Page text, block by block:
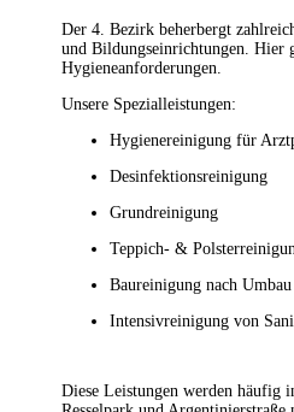
Der 4. Bezirk beherbergt
und Bildungseinrichtungen. Hier
Hygieneanforderungen.
Unsere Spezialleistungen:
Hygienereinigung für
Desinfektionsreinigung
Grundreinigung
Teppich- &
Baureinigung nach Umbau
Intensivreinigung von
Diese Leistungen werden häufig